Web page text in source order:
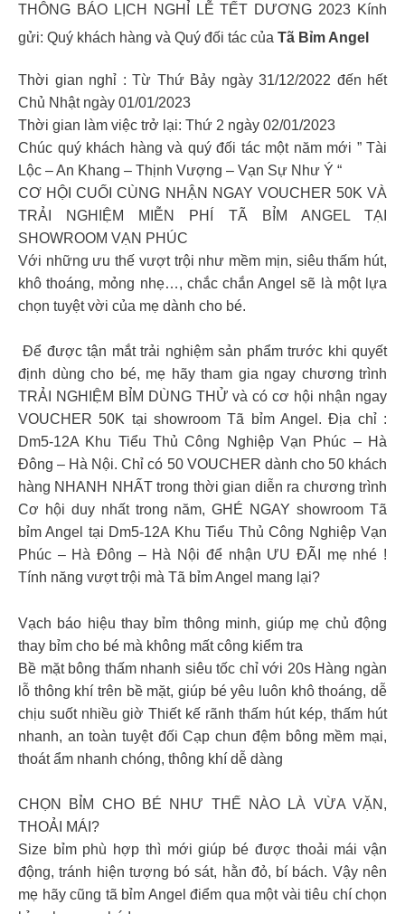
THÔNG BÁO LỊCH NGHỈ LỄ TẾT DƯƠNG 2023 Kính
gửi: Quý khách hàng và Quý đối tác của Tã Bỉm Angel
Thời gian nghỉ : Từ Thứ Bảy ngày 31/12/2022 đến hết
Chủ Nhật ngày 01/01/2023
Thời gian làm việc trở lại: Thứ 2 ngày 02/01/2023
Chúc quý khách hàng và quý đối tác một năm mới ” Tài
Lộc – An Khang – Thịnh Vượng – Vạn Sự Như Ý “
CƠ HỘI CUỐI CÙNG NHẬN NGAY VOUCHER 50K VÀ
TRẢI NGHIỆM MIỄN PHÍ TÃ BỈM ANGEL TẠI
SHOWROOM VẠN PHÚC
Với những ưu thế vượt trội như mềm mịn, siêu thấm hút,
khô thoáng, mỏng nhẹ…, chắc chắn Angel sẽ là một lựa
chọn tuyệt vời của mẹ dành cho bé.
️️ Để được tận mắt trải nghiệm sản phẩm trước khi quyết
định dùng cho bé, mẹ hãy tham gia ngay chương trình
TRẢI NGHIỆM BỈM DÙNG THỬ và có cơ hội nhận ngay
VOUCHER 50K tại showroom Tã bỉm Angel. Địa chỉ :
Dm5-12A Khu Tiểu Thủ Công Nghiệp Vạn Phúc – Hà
Đông – Hà Nội. Chỉ có 50 VOUCHER dành cho 50 khách
hàng NHANH NHẤT trong thời gian diễn ra chương trình
Cơ hội duy nhất trong năm, GHÉ NGAY showroom Tã
bỉm Angel tại Dm5-12A Khu Tiểu Thủ Công Nghiệp Vạn
Phúc – Hà Đông – Hà Nội để nhận ƯU ĐÃI mẹ nhé !
Tính năng vượt trội mà Tã bỉm Angel mang lại?
Vạch báo hiệu thay bỉm thông minh, giúp mẹ chủ động
thay bỉm cho bé mà không mất công kiểm tra
Bề mặt bông thấm nhanh siêu tốc chỉ với 20s Hàng ngàn
lỗ thông khí trên bề mặt, giúp bé yêu luôn khô thoáng, dễ
chịu suốt nhiều giờ Thiết kế rãnh thấm hút kép, thấm hút
nhanh, an toàn tuyệt đối Cạp chun đệm bông mềm mại,
thoát ẩm nhanh chóng, thông khí dễ dàng
CHỌN BỈM CHO BÉ NHƯ THẾ NÀO LÀ VỪA VẶN,
THOẢI MÁI?
Size bỉm phù hợp thì mới giúp bé được thoải mái vận
động, tránh hiện tượng bó sát, hằn đỏ, bí bách. Vậy nên
mẹ hãy cũng tã bỉm Angel điểm qua một vài tiêu chí chọn